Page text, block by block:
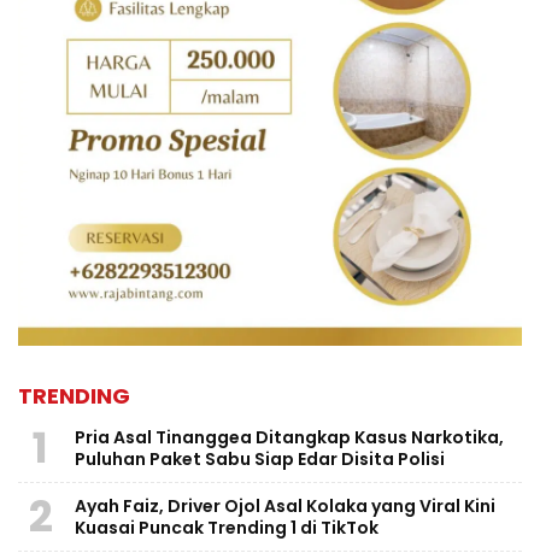
TRENDING
1
Pria Asal Tinanggea Ditangkap Kasus Narkotika,
Puluhan Paket Sabu Siap Edar Disita Polisi
2
Ayah Faiz, Driver Ojol Asal Kolaka yang Viral Kini
Kuasai Puncak Trending 1 di TikTok